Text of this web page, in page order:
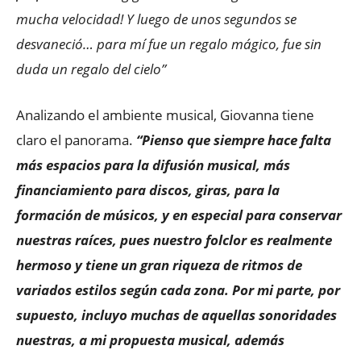
mucha velocidad! Y luego de unos segundos se
desvaneció… para mí fue un regalo mágico, fue sin
duda un regalo del cielo”
Analizando el ambiente musical, Giovanna tiene
claro el panorama. “Pienso que siempre hace falta
más espacios para la difusión musical, más
financiamiento para discos, giras, para la
formación de músicos, y en especial para conservar
nuestras raíces, pues nuestro folclor es realmente
hermoso y tiene un gran riqueza de ritmos de
variados estilos según cada zona. Por mi parte, por
supuesto, incluyo muchas de aquellas sonoridades
nuestras, a mi propuesta musical, además